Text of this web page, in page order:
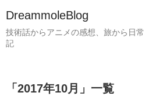
DreammoleBlog
技術話からアニメの感想、旅から日
記
「 2017年10月 」 一覧